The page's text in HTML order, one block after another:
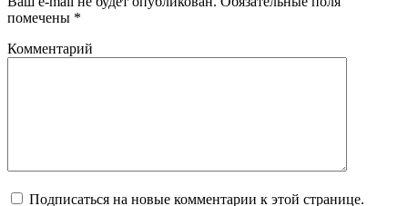
помечены *
Комментарий
Подписаться на новые комментарии к этой странице.